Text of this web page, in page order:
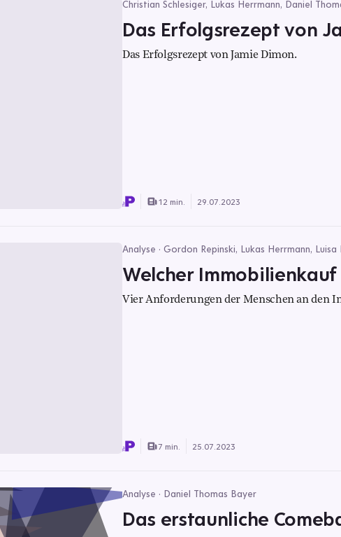
Christian Schlesiger, Lukas Herrmann, Daniel
Das Erfolgsrezept von
Das Erfolgsrezept von Jamie Dimon.
12 min. 29.07.2023
Analyse · Gordon Repinski, Lukas Herrmann,
Welcher
Vier Anforderungen der Menschen an den
7 min. 25.07.2023
Analyse · Daniel Thomas Bayer
Das erstaunliche